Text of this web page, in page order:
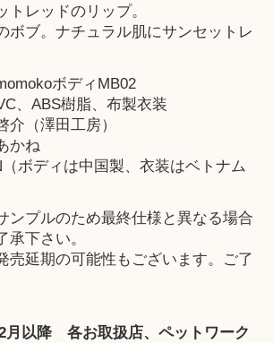
トレッドのリップ。
ボブ。ナチュラル肌にサンセットレ
ボディMB02
、ABS樹脂、布製衣装
介（澤田工房）
かね
ボディは中国製、衣装はベトナム
ンプルのため最終仕様と異なる場合
承下さい。
売延期の可能性もございます。ご了
月以降 各お取扱店、 ペットワーク